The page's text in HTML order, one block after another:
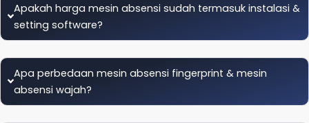
Apakah harga mesin absensi sudah termasuk instalasi &
setting software?
Apa perbedaan mesin absensi fingerprint & mesin
absensi wajah?